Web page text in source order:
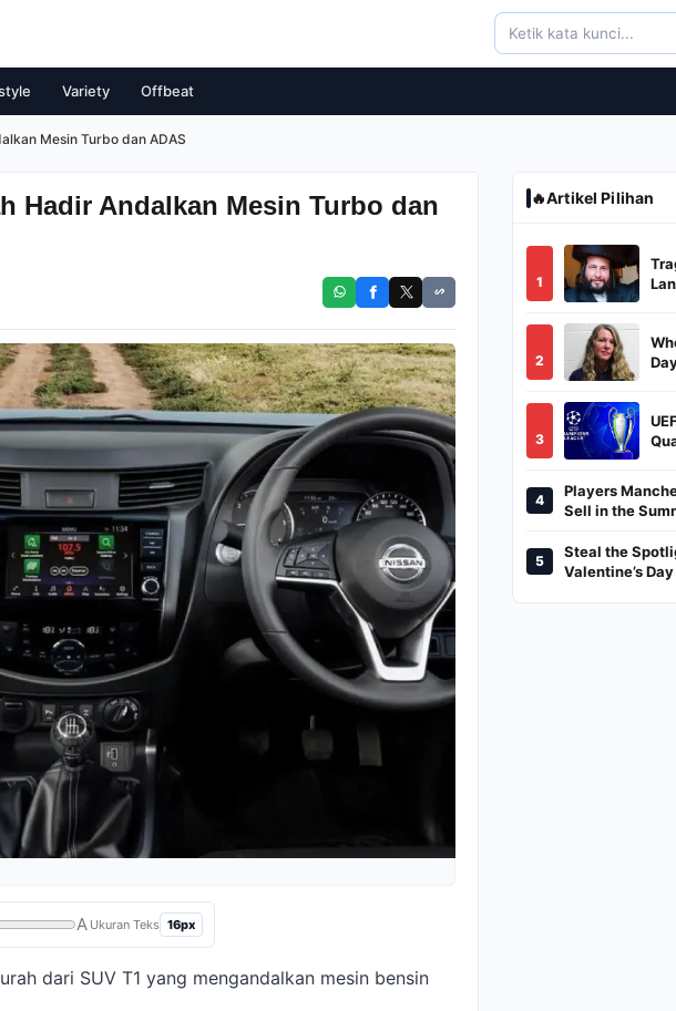
Variety Offbeat
Mesin Turbo dan ADAS
Hadir Andalkan Mesin Turbo dan
A Ukuran Teks 16px
dari SUV T1 yang mengandalkan mesin bensin
🔥Artikel Pilihan
1
2
3
4
Players
Sell in the
5
Steal the
Valentine’s